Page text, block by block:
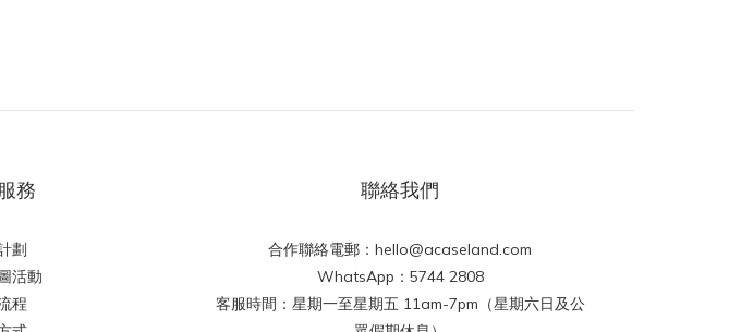
務
劃
活動
程
聯絡我們
合作聯絡電郵：hello@acaseland.com
WhatsApp：5744 2808
客服時間：星期一至星期五 11am-7pm（星期六日及公